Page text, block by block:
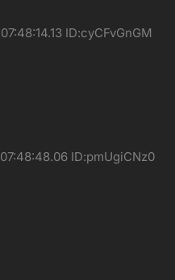
ID:cyCFvGnGM
ID:pmUgiCNz0